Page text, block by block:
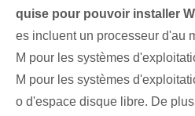
quise pour pouvoir installer
es incluent un processeur d'au
M pour les systèmes
M pour les systèmes
o d'espace disque libre. De